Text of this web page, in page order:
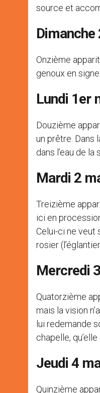
source et
Dimanche
Onzième
genoux en
Lundi 1er
Douzième
un prêtre. Dans
dans l’eau de
Mardi 2
Treizième
ici en
Celui-ci ne veut
rosier
Mercredi
Quatorzième
mais la vision
lui redemande
chapelle,
Jeudi 4
Quinzième